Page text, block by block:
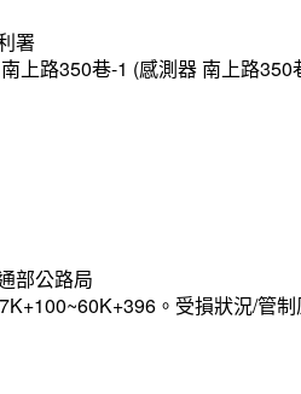
署
上路350巷-1 (感測器 南上路
部公路局
。受損狀況/管